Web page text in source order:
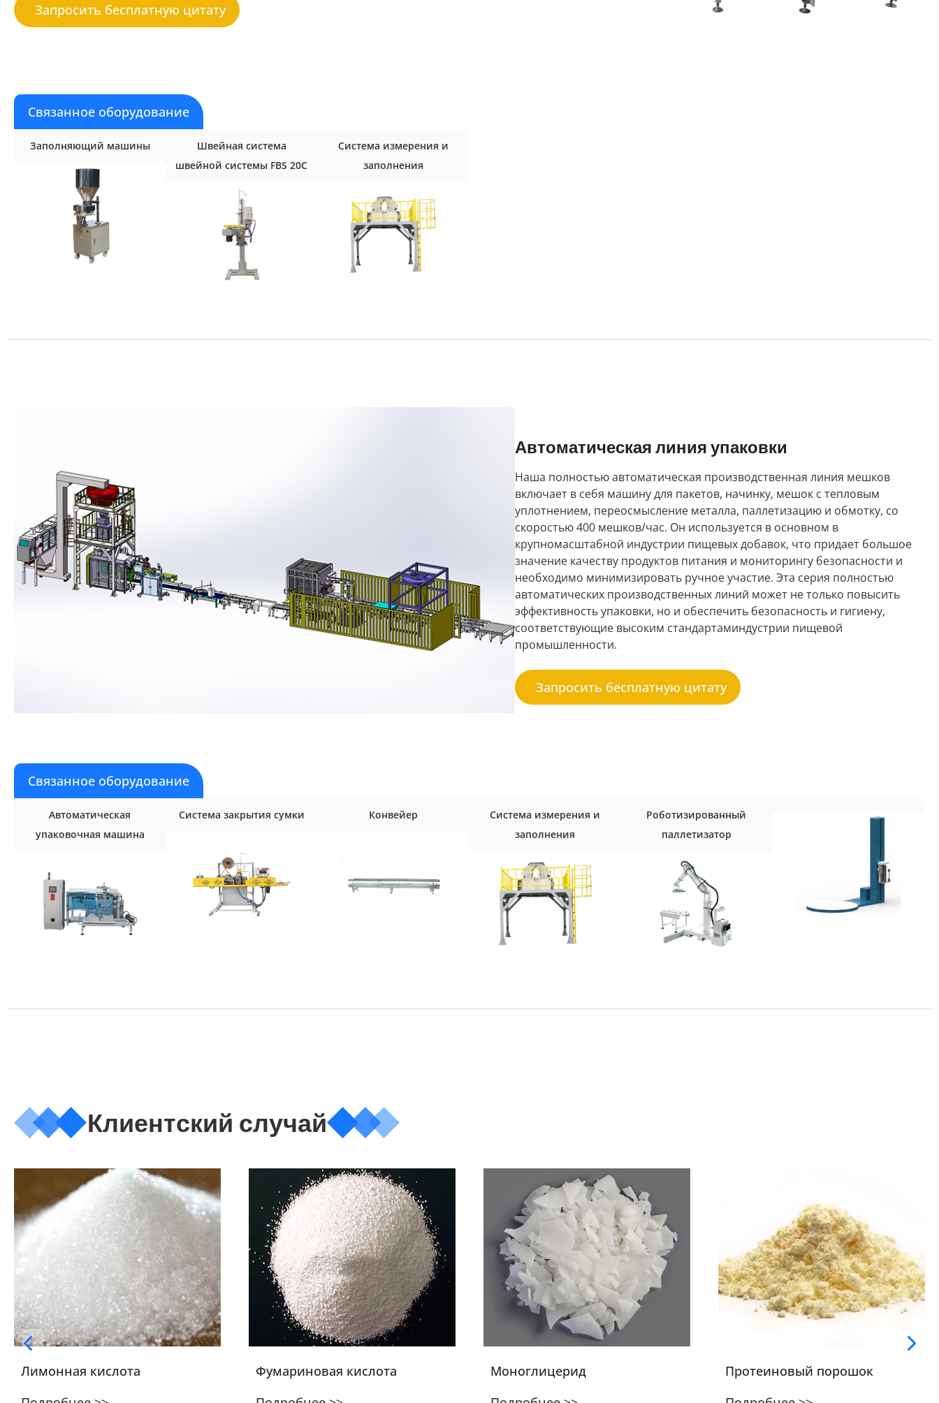
Запросить бесплатную цитату
Связанное оборудование
Заполняющий машины
Швейная система
швейной системы FBS 20C
Система измерения и
заполнения
Автоматическая линия упаковки
Наша полностью автоматическая производственная линия мешков
включает в себя машину для пакетов, начинку, мешок с тепловым
уплотнением, переосмысление металла, паллетизацию и обмотку, со
скоростью 400 мешков/час. Он используется в основном в
крупномасштабной индустрии пищевых добавок, что придает большое
значение качеству продуктов питания и мониторингу безопасности и
необходимо минимизировать ручное участие. Эта серия полностью
автоматических производственных линий может не только повысить
эффективность упаковки, но и обеспечить безопасность и гигиену,
соответствующие высоким стандартаминдустрии пищевой
промышленности.
Запросить бесплатную цитату
Связанное оборудование
Автоматическая
упаковочная машина
Система закрытия сумки Конвейер
Система измерения и
заполнения
Роботизированный
паллетизатор
Клиентский случай
Лимонная кислота
Фумариновая кислота
Моноглицерид
Протеиновый порошок